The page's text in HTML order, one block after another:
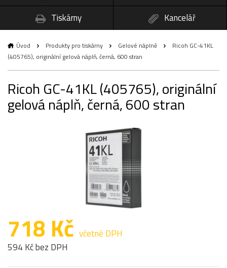
Tiskárny
Kancelář
Úvod Produkty pro tiskárny Gelové náplně
Ricoh GC-41KL
(405765), originální gelová náplň, černá, 600 stran
Ricoh GC-41KL (405765), originální
gelová náplň, černá, 600 stran
718 Kč včetně DPH
594 Kč bez DPH